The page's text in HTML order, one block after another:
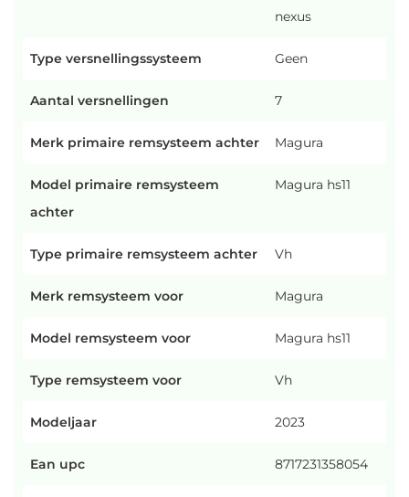
nexus
Type versnellingssysteem Geen
Aantal versnellingen 7
Merk primaire remsysteem achter Magura
Model primaire remsysteem
achter
Magura hs11
Type primaire remsysteem achter Vh
Merk remsysteem voor Magura
Model remsysteem voor Magura hs11
Type remsysteem voor Vh
Modeljaar 2023
Ean upc 8717231358054